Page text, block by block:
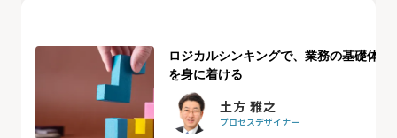
ロジカルシンキングで、業務の基礎体力
を身に着ける
土方 雅之
プロセスデザイナー